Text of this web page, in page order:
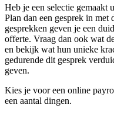
Heb je een selectie gemaakt
Plan dan een gesprek in
gesprekken geven je een
offerte. Vraag dan ook wat
en bekijk wat hun unieke
gedurende dit gesprek
geven.
Kies je voor een online
een aantal dingen.